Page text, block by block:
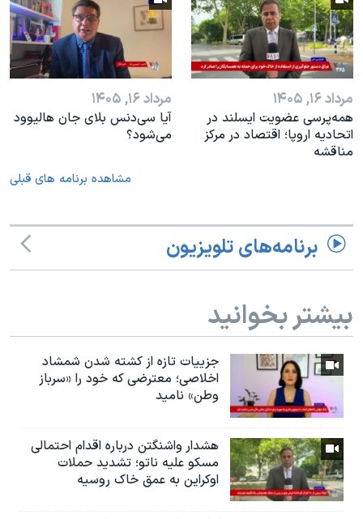
مرداد ۱۶, ۱۴۰۵
همه‌پرسی عضویت ایسلند در
اتحادیه اروپا؛ اقتصاد در مرکز
مناقشه
مرداد ۱۶, ۱۴۰۵
آیا سی‌دنس بلای جان هالیوود
می‌شود؟
مشاهده برنامه های قبلی
برنامه‌های تلویزیون
بیشتر بخوانید
جزییات تازه از کشته شدن شمشاد
اخلاصی؛ معترضی که خود را «سرباز
وطن» نامید
هشدار واشنگتن درباره اقدام احتمالی
مسکو علیه ناتو؛ تشدید حملات
اوکراین به عمق خاک روسیه